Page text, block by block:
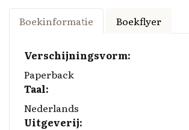
ce
o
o
k
k
d
I
n
es
y
y
Li
ai
Boekinformatie Boekflyer
Verschijningsvorm:
Paperback
Taal:
Nederlands
Uitgeverij: